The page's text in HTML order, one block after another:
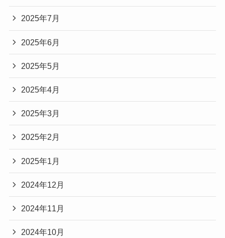
2025年7月
2025年6月
2025年5月
2025年4月
2025年3月
2025年2月
2025年1月
2024年12月
2024年11月
2024年10月